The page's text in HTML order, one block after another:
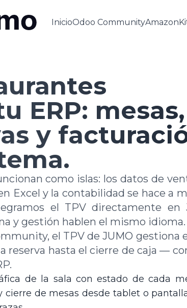
InicioOdoo CommunityAmazon
ERP: mesas,
y
como islas: los datos de
Excel y la contabilidad se hace a
el TPV directamente en
y gestión hablen el mismo idioma.
el TPV de JUMO gestiona
hasta el cierre de caja —
de la sala con estado de cada
cierre de mesas desde tablet o